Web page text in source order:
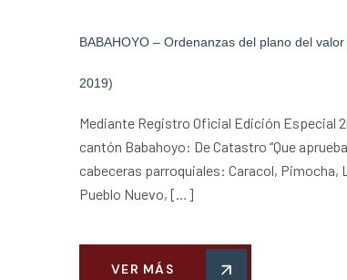
BABAHOYO – Ordenanzas del plano del
2019)
Mediante Registro Oficial Edición Especial
cantón Babahoyo: De Catastro “Que
cabeceras parroquiales: Caracol, Pimocha,
Pueblo Nuevo, […]
VER MÁS